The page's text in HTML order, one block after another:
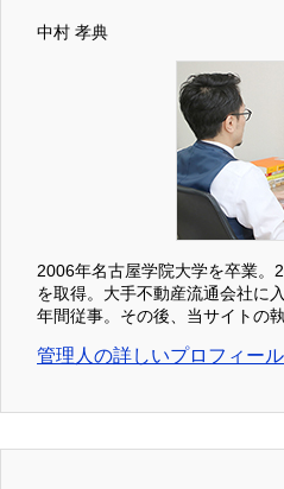
中村 孝典
2006年名古屋学院大学を卒業。
を取得。大手不動産流通会社に
年間従事。その後、当サイトの
管理人の詳しいプロフィー